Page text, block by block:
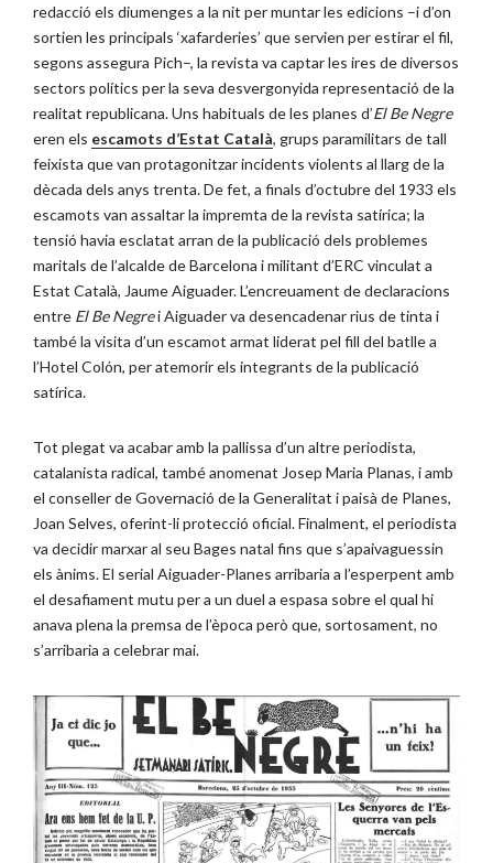
redacció els diumenges a la nit per muntar les edicions –i d’on
sortien les principals ‘xafarderies’ que servien per estirar el fil,
segons assegura Pich–, la revista va captar les ires de diversos
sectors polítics per la seva desvergonyida representació de la
realitat republicana. Uns habituals de les planes d’El Be Negre
eren els escamots d’Estat Català, grups paramilitars de tall
feixista que van protagonitzar incidents violents al llarg de la
dècada dels anys trenta. De fet, a finals d’octubre del 1933 els
escamots van assaltar la impremta de la revista satírica; la
tensió havia esclatat arran de la publicació dels problemes
maritals de l’alcalde de Barcelona i militant d’ERC vinculat a
Estat Català, Jaume Aiguader. L’encreuament de declaracions
entre El Be Negrei Aiguader va desencadenar rius de tinta i
també la visita d’un escamot armat liderat pel fill del batlle a
l’Hotel Colón, per atemorir els integrants de la publicació
satírica.
Tot plegat va acabar amb la pallissa d’un altre periodista,
catalanista radical, també anomenat Josep Maria Planas, i amb
el conseller de Governació de la Generalitat i paisà de Planes,
Joan Selves, oferint-li protecció oficial. Finalment, el periodista
va decidir marxar al seu Bages natal fins que s’apaivaguessin
els ànims. El serial Aiguader-Planes arribaria a l’esperpent amb
el desafiament mutu per a un duel a espasa sobre el qual hi
anava plena la premsa de l’època però que, sortosament, no
s’arribaria a celebrar mai.